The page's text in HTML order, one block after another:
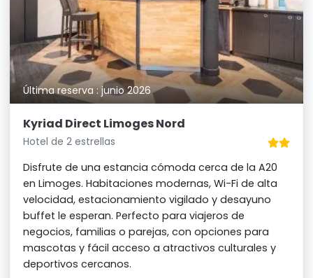
Última reserva : junio 2026
Kyriad Direct Limoges Nord
Hotel de 2 estrellas
Disfrute de una estancia cómoda cerca de la A20
en Limoges. Habitaciones modernas, Wi-Fi de alta
velocidad, estacionamiento vigilado y desayuno
buffet le esperan. Perfecto para viajeros de
negocios, familias o parejas, con opciones para
mascotas y fácil acceso a atractivos culturales y
deportivos cercanos.